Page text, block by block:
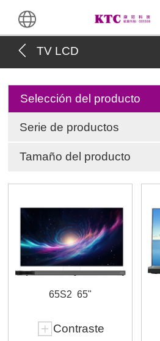
TV LCD
Selección del producto
Serie de productos
Tamaño del producto
65S2 65"
Contraste